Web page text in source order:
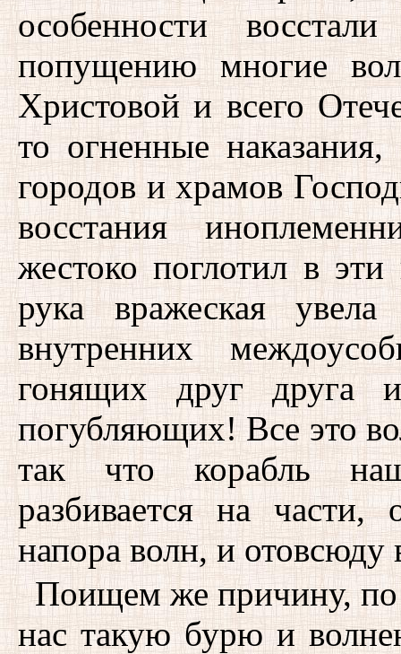
особенности
попущению многие
Христовой и всего
то огненные
городов и храмов
восстания
жестоко поглотил в
рука вражеская
внутренних
гонящих друг друга
погубляющих! Все это
так что корабль
разбивается на части,
напора волн, и отовсюду
Поищем же причину, по
нас такую бурю и